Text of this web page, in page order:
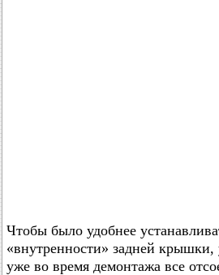
Чтобы было удобнее
«внутренности» задней
уже во время демонтажа все